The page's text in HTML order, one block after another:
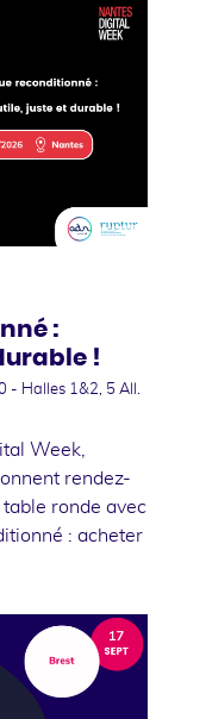
:
!
Halles 1&2, 5 All.
Week,
rendez-
ronde avec
: acheter